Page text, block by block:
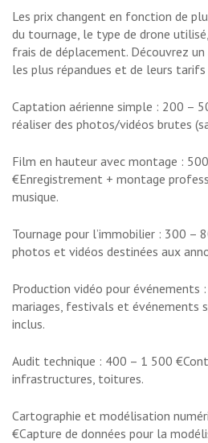
Les prix changent en fonction de
du tournage, le type de drone
frais de déplacement. Découvrez
les plus répandues et de leurs tarifs
Captation aérienne simple : 200 –
réaliser des photos/vidéos brutes
Film en hauteur avec montage :
€Enregistrement + montage
musique.
Tournage pour l’immobilier : 300 –
photos et vidéos destinées aux
Production vidéo pour événements
mariages, festivals et événements
inclus.
Audit technique : 400 – 1 500
infrastructures, toitures.
Cartographie et modélisation
€Capture de données pour la